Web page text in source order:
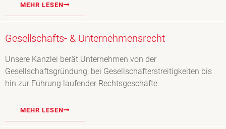
MEHR LESEN
Gesellschafts- & Unternehmensrecht
Unsere Kanzlei berät Unternehmen von der
Gesellschaftsgründung, bei Gesellschafterstreitigkeiten bis
hin zur Führung laufender Rechtsgeschäfte.
MEHR LESEN